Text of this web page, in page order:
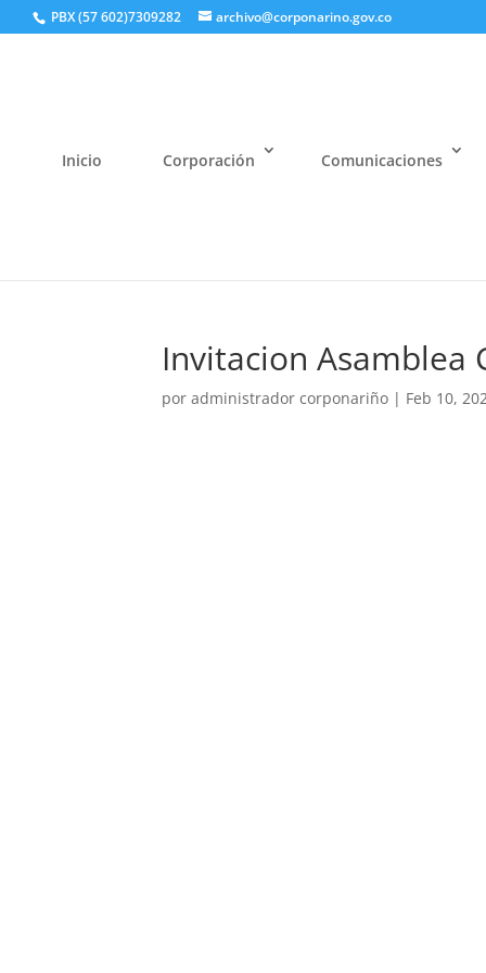
PBX (57 602)7309282 archivo@corponarino.gov.co
Inicio Corporación Comunicaciones
Invitacion Asamblea
poradministrador corponariño | Feb 10,